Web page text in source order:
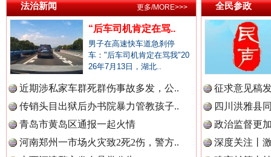
中国视频新闻网.
中国廉政法纪网.
中国律师在线.
一枚“钉子”竟然扎入要害部门
法治新闻
“后车司机肯定在骂..
男子在高速快车道急刹停
车："后车司机肯定在骂我"20
26年7月13日，湖北..
近期涉私家车群死群伤事故多发，公..
传销头目出狱后办书院暴力管教孩子..
青岛市黄岛区通报一起火情
河南郑州一市场火灾致2死2伤，警方..
更多/MORE>>> 全民参政
征求意见稿
四川洪雅县
政治监督更
深度关注丨